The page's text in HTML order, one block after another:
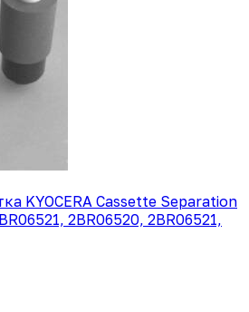
KYOCERA Cassette Separation
2BR06520, 2BR06521,